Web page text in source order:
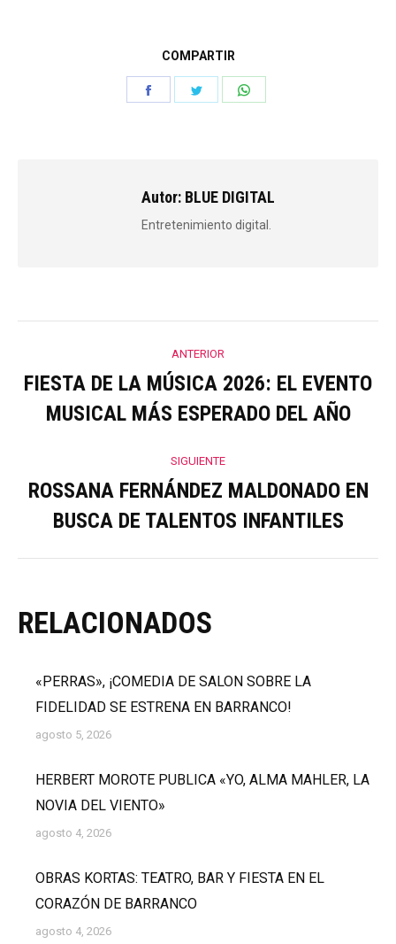
COMPARTIR
Autor: BLUE DIGITAL
Entretenimiento digital.
Navegación
entre
ANTERIOR
anterior:
FIESTA DE LA MÚSICA 2026: EL EVENTO
MUSICAL MÁS ESPERADO DEL AÑO
SIGUIENTE
siguiente:
ROSSANA FERNÁNDEZ MALDONADO EN
BUSCA DE TALENTOS INFANTILES
RELACIONADOS
«PERRAS», ¡COMEDIA DE SALON SOBRE LA
FIDELIDAD SE ESTRENA EN BARRANCO!
agosto 5, 2026
HERBERT MOROTE PUBLICA «YO, ALMA MAHLER, LA
NOVIA DEL VIENTO»
agosto 4, 2026
OBRAS KORTAS: TEATRO, BAR Y FIESTA EN EL
CORAZÓN DE BARRANCO
agosto 4, 2026